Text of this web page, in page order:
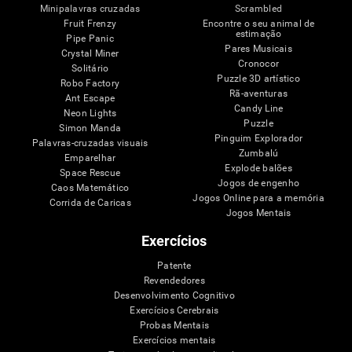
Minipalavras cruzadas
Fruit Frenzy
Pipe Panic
Crystal Miner
Solitário
Robo Factory
Ant Escape
Neon Lights
Simon Manda
Palavras-cruzadas visuais
Emparelhar
Space Rescue
Caos Matemático
Corrida de Caricas
Scrambled
Encontre o seu animal de
estimação
Pares Musicais
Cronocor
Puzzle 3D artístico
Rã-aventuras
Candy Line
Puzzle
Pinguim Explorador
Zumbalú
Explode balões
Jogos de engenho
Jogos Online para a memória
Jogos Mentais
Exercícios
Patente
Revendedores
Desenvolvimento Cognitivo
Exercícios Cerebrais
Probas Mentais
Exercícios mentais